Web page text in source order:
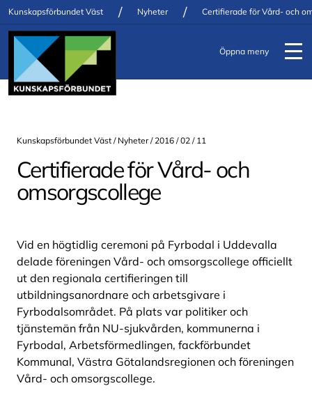
Kunskapsförbundet Väst / Nyheter / Certifierade för Vård- och
Öppna meny
Kunskapsförbundet Väst / Nyheter/ 2016 / 02 / 11
Certifierade för Vård- och
omsorgscollege
Vid en högtidlig ceremoni på Fyrbodal i Uddevalla
delade föreningen Vård- och omsorgscollege officiellt
ut den regionala certifieringen till
utbildningsanordnare och arbetsgivare i
Fyrbodalsområdet. På plats var politiker och
tjänstemän från NU-sjukvården, kommunerna i
Fyrbodal, Arbetsförmedlingen, fackförbundet
Kommunal, Västra Götalandsregionen och föreningen
Vård- och omsorgscollege.